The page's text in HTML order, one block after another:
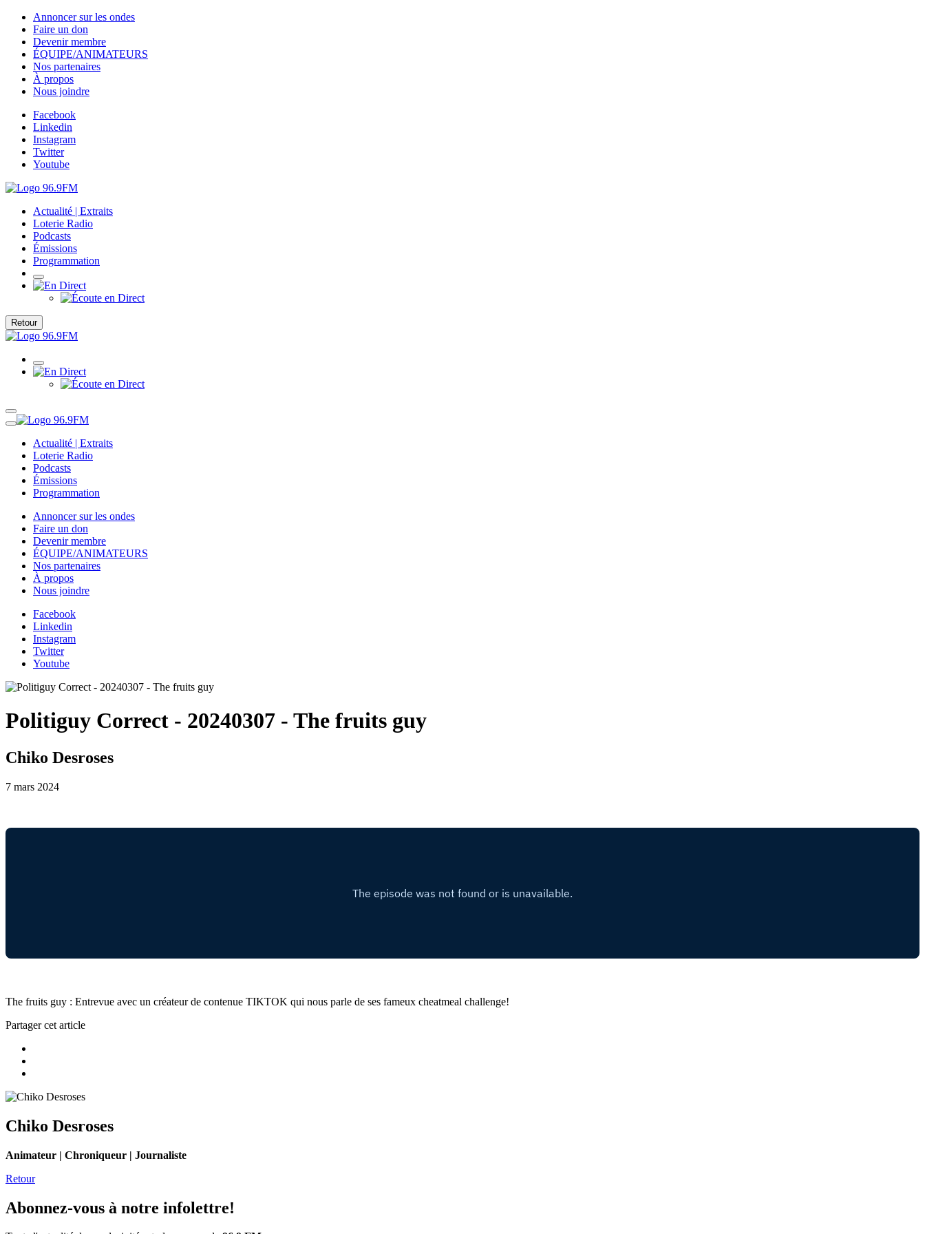
Annoncer sur les ondes
Faire un don
Devenir membre
ÉQUIPE/ANIMATEURS
Nos partenaires
À propos
Nous joindre
Facebook
Linkedin
Instagram
Twitter
Youtube
Actualité | Extraits
Loterie Radio
Podcasts
Émissions
Programmation
Retour
Actualité | Extraits
Loterie Radio
Podcasts
Émissions
Programmation
Annoncer sur les ondes
Faire un don
Devenir membre
ÉQUIPE/ANIMATEURS
Nos partenaires
À propos
Nous joindre
Facebook
Linkedin
Instagram
Twitter
Youtube
Politiguy Correct - 20240307 - The fruits guy
Chiko Desroses
7 mars 2024
The fruits guy : Entrevue avec un créateur de contenue TIKTOK qui nous parle de ses fameux cheatmeal challenge!
Partager cet article
Chiko Desroses
Animateur | Chroniqueur | Journaliste
Retour
Abonnez-vous à notre infolettre!